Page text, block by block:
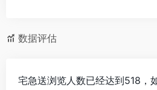
数据评估
宅急送浏览人数已经达到518，